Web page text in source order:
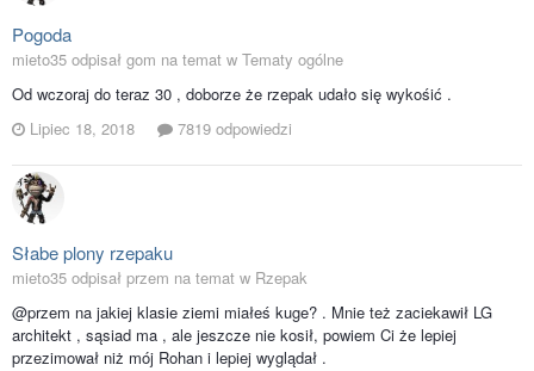
Pogoda
mieto35 odpisał gom na temat w Tematy ogólne
Od wczoraj do teraz 30 , doborze że rzepak udało się wykośić .
Lipiec 18, 2018
7819 odpowiedzi
Słabe plony rzepaku
mieto35 odpisał przem na temat w Rzepak
@przem na jakiej klasie ziemi miałeś kuge? . Mnie też zaciekawił LG
architekt , sąsiad ma , ale jeszcze nie kosił, powiem Ci że lepiej
przezimował niż mój Rohan i lepiej wyglądał .